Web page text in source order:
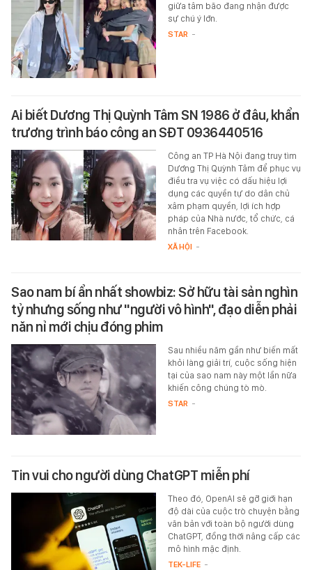
giữa tâm bão đang nhận được
sự chú ý lớn.
STAR -
Ai biết Dương Thị Quỳnh Tâm SN 1986 ở đâu, khẩn
trương trình báo công an SĐT 0936440516
Công an TP Hà Nội đang truy tìm
Dương Thị Quỳnh Tâm để phục vụ
điều tra vụ việc có dấu hiệu lợi
dụng các quyền tự do dân chủ
xâm phạm quyền, lợi ích hợp
pháp của Nhà nước, tổ chức, cá
nhân trên Facebook.
XÃ HỘI -
Sao nam bí ẩn nhất showbiz: Sở hữu tài sản nghìn
tỷ nhưng sống như "người vô hình", đạo diễn phải
năn nỉ mới chịu đóng phim
Sau nhiều năm gần như biến mất
khỏi làng giải trí, cuộc sống hiện
tại của sao nam này một lần nữa
khiến công chúng tò mò.
STAR -
Tin vui cho người dùng ChatGPT miễn phí
Theo đó, OpenAI sẽ gỡ giới hạn
độ dài của cuộc trò chuyện bằng
văn bản với toàn bộ người dùng
ChatGPT, đồng thời nâng cấp các
mô hình mặc định.
TEK-LIFE -